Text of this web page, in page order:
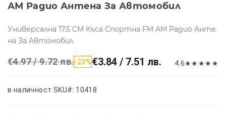
АМ Радио Антена За Автомобил
Универсална 17.5 CM Къса Спортна FM АМ Радио Анте
на За Автомобил
€4.97 / 9.72 лв.-23%€3.84 / 7.51 лв. 4.6★★ ★★ ★
в наличност SKU#: 10418